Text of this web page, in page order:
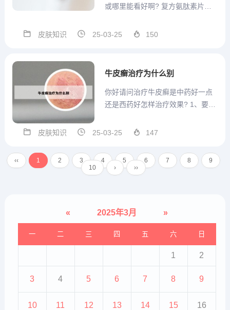
或哪里能看好啊? 复方氨肽素片是
机体免疫力的作用，可有效抑制病
的作用，缓解银屑病患者所出现的
皮肤知识 25-03-25 150
牛皮癣治疗为什么别
你好请问治疗牛皮癣是中药好一点
还是西药好怎样治疗效果? 1、要选
靠内服药物来进行彻底的调节治
状况来进行局部的修复。最好的方
法是选择内服外用一起用，有助于
皮肤知识 25-03-25 147
‹‹ 1 2 3 4 5 6 7 8
9
10
› ››
« 2025年3月 »
一 二 三 四 五 六 日
1 2
3 4 5 6 7 8 9
10 11 12 13 14 15 16